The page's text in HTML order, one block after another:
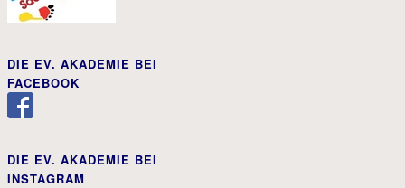
DIE EV. AKADEMIE BEI
FACEBOOK
DIE EV. AKADEMIE BEI
INSTAGRAM